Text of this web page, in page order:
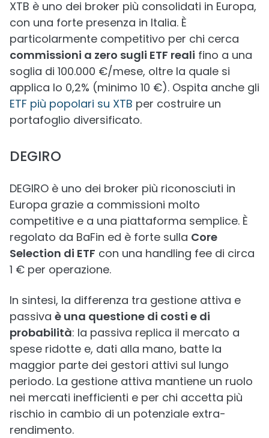
XTB è uno dei broker più consolidati in Europa,
con una forte presenza in Italia. È
particolarmente competitivo per chi cerca
commissioni a zero sugli ETF reali fino a una
soglia di 100.000 €/mese, oltre la quale si
applica lo 0,2% (minimo 10 €). Ospita anche gli
ETF più popolari su XTB per costruire un
portafoglio diversificato.
DEGIRO
DEGIRO è uno dei broker più riconosciuti in
Europa grazie a commissioni molto
competitive e a una piattaforma semplice. È
regolato da BaFin ed è forte sulla Core
Selection di ETF con una handling fee di circa
1 € per operazione.
In sintesi, la differenza tra gestione attiva e
passiva è una questione di costi e di
probabilità: la passiva replica il mercato a
spese ridotte e, dati alla mano, batte la
maggior parte dei gestori attivi sul lungo
periodo. La gestione attiva mantiene un ruolo
nei mercati inefficienti e per chi accetta più
rischio in cambio di un potenziale extra-
rendimento.